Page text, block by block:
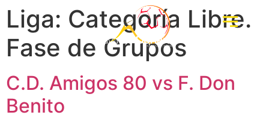
Liga: Categoría Libre.
Fase de Grupos
C.D. Amigos 80 vs F. Don
Benito